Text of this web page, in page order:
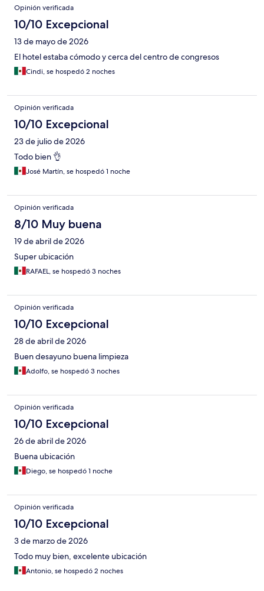
Opinión verificada
10/10 Excepcional
13 de mayo de 2026
El hotel estaba cómodo y cerca del centro de congresos
Cindi, se hospedó 2 noches
Opinión verificada
10/10 Excepcional
23 de julio de 2026
Todo bien 👌
José Martín, se hospedó 1 noche
Opinión verificada
8/10 Muy buena
19 de abril de 2026
Super ubicación
RAFAEL, se hospedó 3 noches
Opinión verificada
10/10 Excepcional
28 de abril de 2026
Buen desayuno buena limpieza
Adolfo, se hospedó 3 noches
Opinión verificada
10/10 Excepcional
26 de abril de 2026
Buena ubicación
Diego, se hospedó 1 noche
Opinión verificada
10/10 Excepcional
3 de marzo de 2026
Todo muy bien, excelente ubicación
Antonio, se hospedó 2 noches